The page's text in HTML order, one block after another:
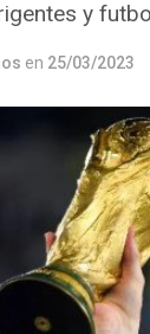
y
en 25/03/2023